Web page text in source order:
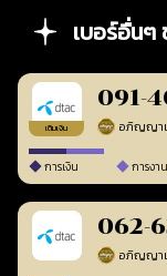
เบอร์อื่นๆ
เติมเงิน
091-
การเงิน การงาน
062-